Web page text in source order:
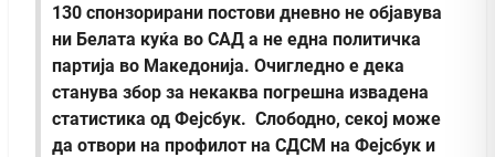
130 спонзорирани постови дневно не објавува
ни Белата куќа во САД а не една политичка
партија во Македонија. Очигледно е дека
станува збор за некаква погрешна извадена
статистика од Фејсбук. Слободно, секој може
да отвори на профилот на СДСМ на Фејсбук и